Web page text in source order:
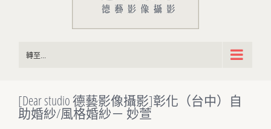
轉至...
[Dear studio 德藝影像攝影]彰化（台中）自
助婚紗/風格婚紗－ 妙萱